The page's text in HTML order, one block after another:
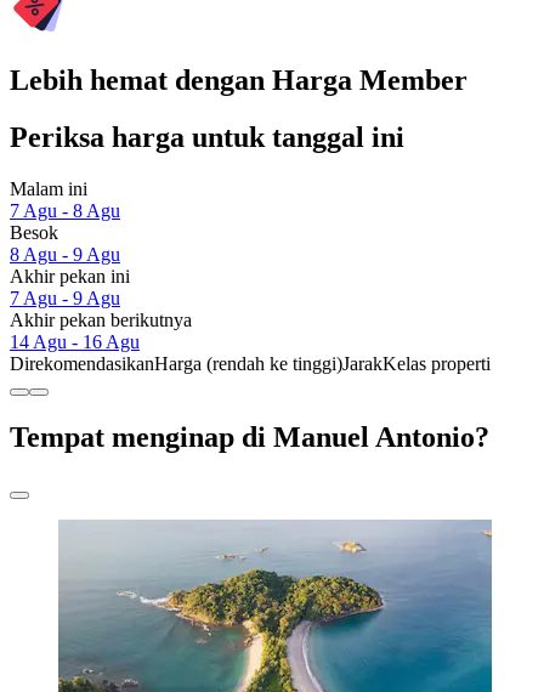
Lebih hemat dengan Harga Member
Periksa harga untuk tanggal ini
Malam ini
7 Agu - 8 Agu
Besok
8 Agu - 9 Agu
Akhir pekan ini
7 Agu - 9 Agu
Akhir pekan berikutnya
14 Agu - 16 Agu
DirekomendasikanHarga (rendah ke tinggi)JarakKelas properti
Tempat menginap di Manuel Antonio?